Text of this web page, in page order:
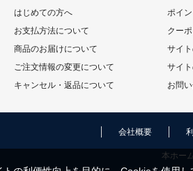
はじめての方へ
お支払方法について
商品のお届けについて
ご注文情報の変更について
キャンセル・返品について
ポイ
クー
サイ
サイ
お問
会社概要
本ホー